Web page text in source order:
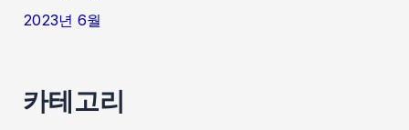
2023년 6월
카테고리